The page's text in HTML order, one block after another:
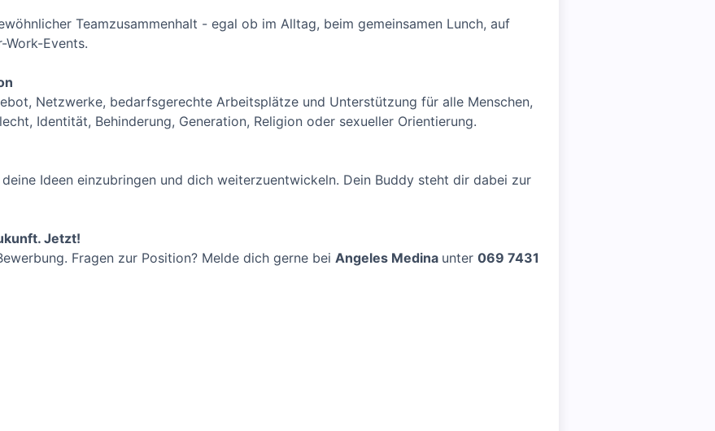
Teamzusammenhalt - egal ob im Alltag, beim gemeinsamen Lunch, auf
Work-Events.
Netzwerke, bedarfsgerechte Arbeitsplätze und Unterstützung für alle Menschen,
Identität, Behinderung, Generation, Religion oder sexueller Orientierung.
Ideen einzubringen und dich weiterzuentwickeln. Dein Buddy steht dir dabei zur
Jetzt!
Fragen zur Position? Melde dich gerne bei Angeles Medina unter 069 7431